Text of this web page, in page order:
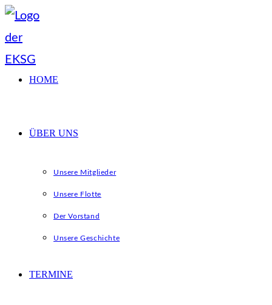
Zum
Inhalt
springen
HOME
ÜBER UNS
Unsere Mitglieder
Unsere Flotte
Der Vorstand
Unsere Geschichte
TERMINE